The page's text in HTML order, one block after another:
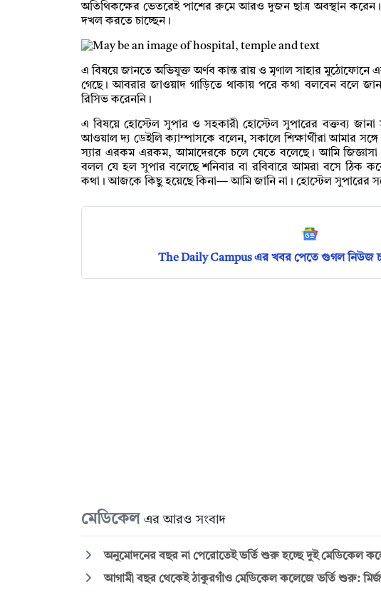
অতিথিকক্ষের ভেতরেই পাশের রুমে আরও দুজন ছাত্র অবস্থান
দখল করতে চাচ্ছেন।
এ বিষয়ে জানতে অভিযুক্ত অর্ণব কান্ত রায় ও মৃণাল সাহার মুঠোফোনে
গেছে। আবরার জাওয়াদ গাড়িতে থাকায় পরে কথা বলবেন বলে
রিসিভ করেননি।
এ বিষয়ে হোস্টেল সুপার ও সহকারী হোস্টেল সুপারের বক্তব্য
আওয়াল দ্য ডেইলি ক্যাম্পাসকে বলেন, সকালে শিক্ষার্থীরা আমার
স্যার এরকম এরকম, আমাদেরকে চলে যেতে বলেছে। আমি
বলল যে হল সুপার বলেছে শনিবার বা রবিবারে আমরা বসে ঠিক
কথা। আজকে কিছু হয়েছে কিনা— আমি জানি না। হোস্টেল সুপারের
The Daily Campus এর খবর পেতে গুগল নিউজ
মেডিকেল এর আরও সংবাদ
অনুমোদনের বছর না পেরোতেই ভর্তি শুরু হচ্ছে দুই মেডিকেল
আগামী বছর থেকেই ঠাকুরগাঁও মেডিকেল কলেজে ভর্তি শুরু: